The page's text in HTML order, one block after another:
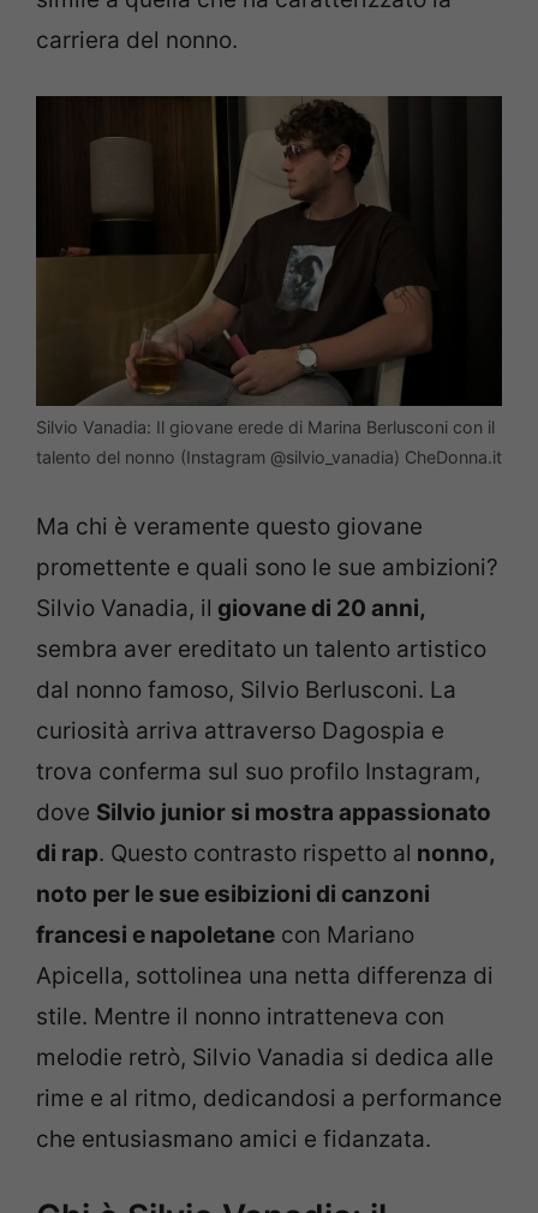
carriera del nonno.
Silvio Vanadia: Il giovane erede di Marina Berlusconi con il
talento del nonno (Instagram @silvio_vanadia) CheDonna.it
Ma chi è veramente questo giovane
promettente e quali sono le sue ambizioni?
Silvio Vanadia, il giovane di 20 anni,
sembra aver ereditato un talento artistico
dal nonno famoso, Silvio Berlusconi. La
curiosità arriva attraverso Dagospia e
trova conferma sul suo profilo Instagram,
dove Silvio junior si mostra appassionato
di rap. Questo contrasto rispetto al nonno,
noto per le sue esibizioni di canzoni
francesi e napoletane con Mariano
Apicella, sottolinea una netta differenza di
stile. Mentre il nonno intratteneva con
melodie retrò, Silvio Vanadia si dedica alle
rime e al ritmo, dedicandosi a performance
che entusiasmano amici e fidanzata.